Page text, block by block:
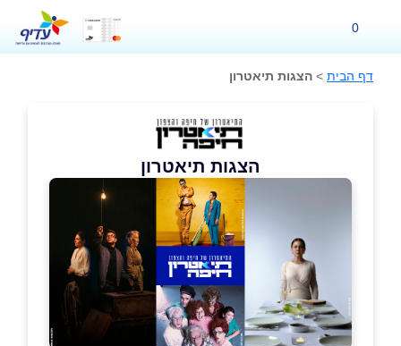
0
דף הבית > הצגות תיאטרון
הצגות תיאטרון